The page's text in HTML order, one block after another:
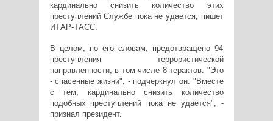
кардинально снизить количество этих
преступлений Службе пока не удается, пишет
ИТАР-ТАСС.
В целом, по его словам, предотвращено 94
преступления террористической
направленности, в том числе 8 терактов. "Это
- спасенные жизни", - подчеркнул он. "Вместе
с тем, кардинально снизить количество
подобных преступлений пока не удается", -
признал президент.